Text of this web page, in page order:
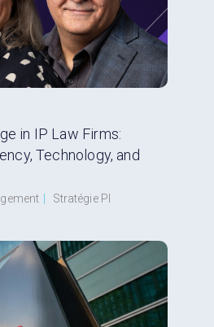
in IP Law Firms:
Technology, and
Stratégie PI